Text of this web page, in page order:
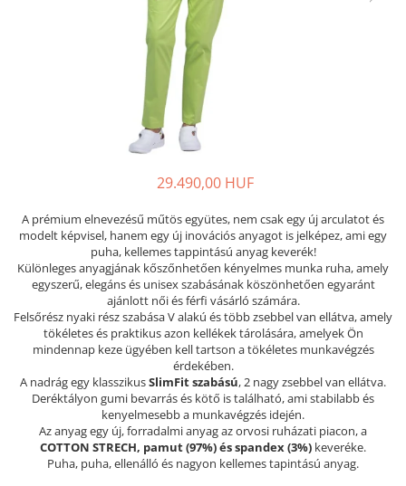
Női nyitott papucs - DOSS
Férfi nyitott papucs - DOSS
PIUMETTA - gördülő talpú lábbeli
Ferfi csukott papucsok - Medi+
Női szandál
LEON KLOMPE LÁBBELI
Női csukott papucs - Leon
Férfi csukott papucs - Leon
Női nyitott papucs - Leon
Női szandál - Leon
Férfi nyitott papucs
NYÁRI NŐI LÁBBELI KOLLEKCIÓ
Szandál
Papucs
NYARI FÉRFI LÁBBELI KOLLEKCIÓ
29.490,00 HUF
A prémium elnevezésű műtös együtes, nem csak egy új arculatot és
modelt képvisel, hanem egy új inovációs anyagot is jelképez, ami egy
puha, kellemes tappintású anyag keverék!
Különleges anyagjának kőszőnhetően kényelmes munka ruha, amely
egyszerű, elegáns és unisex szabásának köszönhetően egyaránt
ajánlott női és férfi vásárló számára.
Felsőrész nyaki rész szabása V alakú és több zsebbel van ellátva, amely
tökéletes és praktikus azon kellékek tárolására, amelyek Ön
mindennap keze ügyében kell tartson a tökéletes munkavégzés
érdekében.
A nadrág egy klasszikusSlimFit szabású, 2 nagy zsebbel van ellátva.
Deréktályon gumi bevarrás és kötő is található, ami stabilabb és
kenyelmesebb a munkavégzés idején.
Az anyag egy új, forradalmi anyag az orvosi ruházati piacon, a
COTTON STRECH, pamut (97%) és spandex (3%) keveréke.
Puha, puha, ellenálló és nagyon kellemes tapintású anyag.